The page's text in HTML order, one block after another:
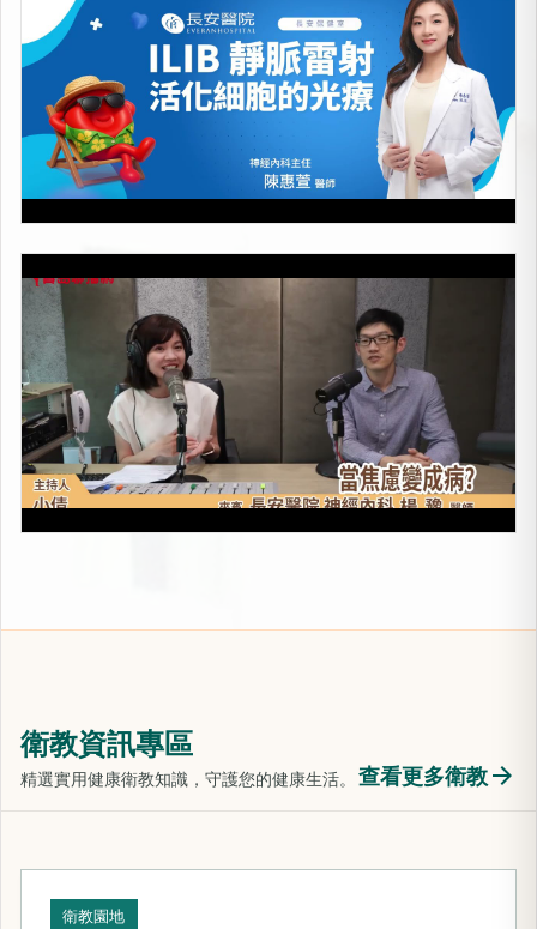
上架時間：2026-05-08
衛教資訊專區
精選實用健康衛教知識，守護您的健康生活。 查看更多衛教arrow_forward
衛教園地